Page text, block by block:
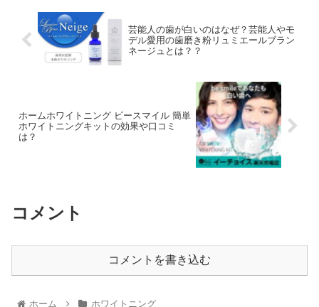
芸能人の歯が白いのはなぜ？芸能人やモ
デル愛用の歯磨き粉リュミエールブラン
ネージュとは？？
ホームホワイトニング ビースマイル 簡単
ホワイトニングキットの効果や口コミ
は？
コメント
コメントを書き込む
ホーム ホワイトニング